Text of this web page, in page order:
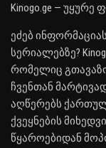
Kinogo.ge —
ეძებ
სერიალებზე?
რომელიც
ჩვენთან
აღწერებს
ქვეყნების
წყაროებიდან